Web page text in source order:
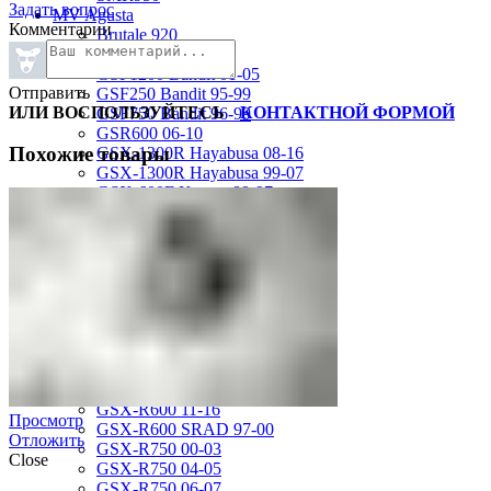
MV Agusta
Brutale 920
Suzuki
GSF1200 Bandit 01-05
GSF250 Bandit 95-99
GSF750 Bandit 96-99
GSR600 06-10
GSX-1300R Hayabusa 08-16
GSX-1300R Hayabusa 99-07
GSX-600F Katana 88-97
GSX-R1000 01-02
GSX-R1000 05-06
GSX-R1000 09-16
GSX-R1100 93-98
GSX-R400 90-95
GSX-R600 01-03
GSX-R600 11-16
GSX-R600 SRAD 97-00
GSX-R750 00-03
GSX-R750 04-05
Задать вопрос
Комментарии
Отправить
ИЛИ ВОСПОЛЬЗУЙТЕСЬ КОНТАКТНОЙ ФОРМОЙ
Похожие товары
Просмотр
Отложить
Close